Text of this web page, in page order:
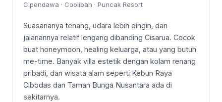
Cipendawa · Coolibah · Puncak Resort
Suasananya tenang, udara lebih dingin, dan
jalanannya relatif lengang dibanding Cisarua. Cocok
buat honeymoon, healing keluarga, atau yang butuh
me-time. Banyak villa estetik dengan kolam renang
pribadi, dan wisata alam seperti Kebun Raya
Cibodas dan Taman Bunga Nusantara ada di
sekitarnya.